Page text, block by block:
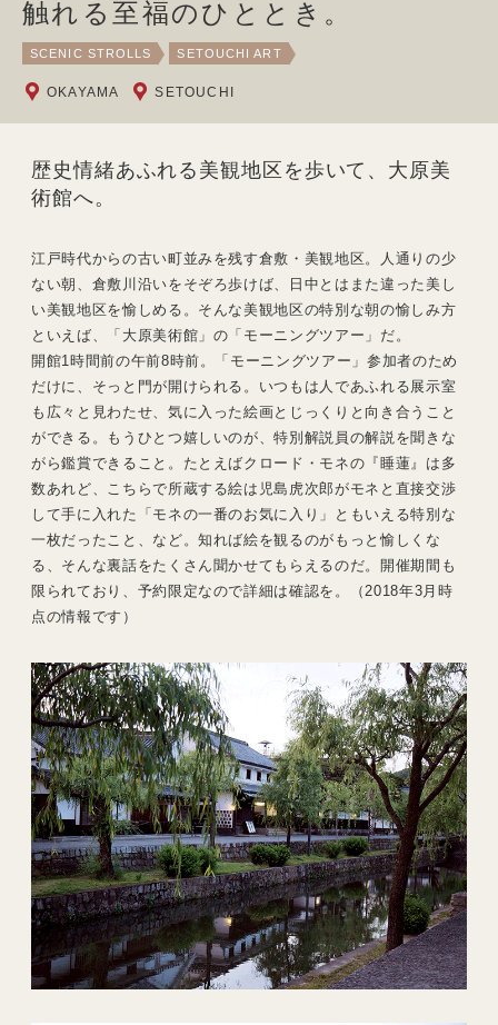
触れる至福のひととき。
SCENIC STROLLS SETOUCHI ART
OKAYAMA SETOUCHI
歴史情緒あふれる美観地区を歩いて、大原美
術館へ。
江戸時代からの古い町並みを残す倉敷・美観地区。人通りの少
ない朝、倉敷川沿いをそぞろ歩けば、日中とはまた違った美し
い美観地区を愉しめる。そんな美観地区の特別な朝の愉しみ方
といえば、「大原美術館」の「モーニングツアー」だ。
開館1時間前の午前8時前。「モーニングツアー」参加者のため
だけに、そっと門が開けられる。いつもは人であふれる展示室
も広々と見わたせ、気に入った絵画とじっくりと向き合うこと
ができる。もうひとつ嬉しいのが、特別解説員の解説を聞きな
がら鑑賞できること。たとえばクロード・モネの『睡蓮』は多
数あれど、こちらで所蔵する絵は児島虎次郎がモネと直接交渉
して手に入れた「モネの一番のお気に入り」ともいえる特別な
一枚だったこと、など。知れば絵を観るのがもっと愉しくな
る、そんな裏話をたくさん聞かせてもらえるのだ。開催期間も
限られており、予約限定なので詳細は確認を。（2018年3月時
点の情報です）